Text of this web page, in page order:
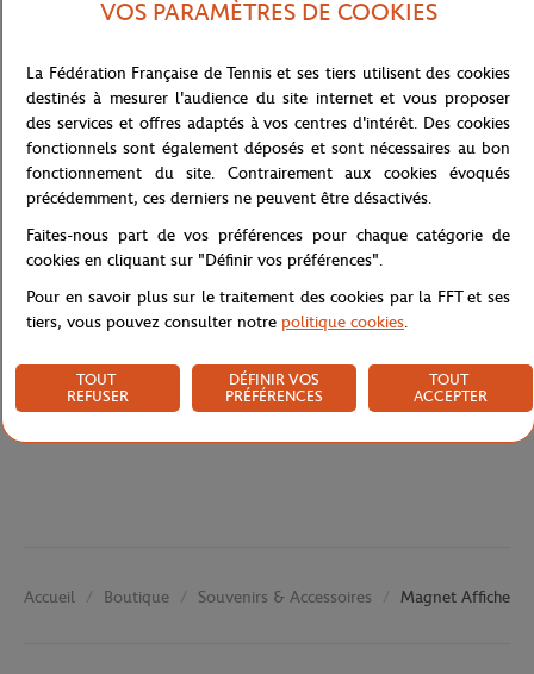
représentant le court divisé en son centre par un filet blanc,
terrain, tandis que de l’autre, les rayures sombres rappellent le
pelage d’un félin, créant un jeu d’écho visuel. Cette affiche,
souvent citée pour son rendu subtil, équilibré et harmonieux, est
l’une des plus appréciées du grand public et incarne parfaitement
l’alliance entre l’art contemporain et l’esprit de Roland-Garros.
Caractéristiques
Accueil Boutique Souvenirs & Accessoires Magnet Affiche
VOS PARAMÈTRES DE COOKIES
La Fédération Française de Tennis et ses tiers utilisent des cookies
destinés à mesurer l'audience du site internet et vous proposer
des services et offres adaptés à vos centres d'intérêt. Des cookies
fonctionnels sont également déposés et sont nécessaires au bon
fonctionnement du site. Contrairement aux cookies évoqués
précédemment, ces derniers ne peuvent être désactivés.
Faites-nous part de vos préférences pour chaque catégorie de
cookies en cliquant sur "Définir vos préférences".
Pour en savoir plus sur le traitement des cookies par la FFT et ses
tiers, vous pouvez consulter notre politique cookies.
TOUT
REFUSER
DÉFINIR VOS
PRÉFÉRENCES
TOUT
ACCEPTER